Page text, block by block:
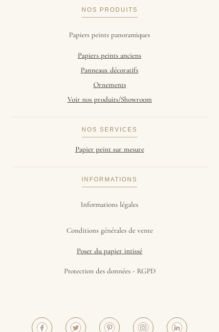
NOS PRODUITS
Papiers peints panoramiques
Papiers peints anciens
Panneaux décoratifs
Ornements
Voir nos produits/Showroom
NOS SERVICES
Papier peint sur mesure
INFORMATIONS
Informations légales
Conditions générales de vente
Poser du papier intissé
Protection des données - RGPD